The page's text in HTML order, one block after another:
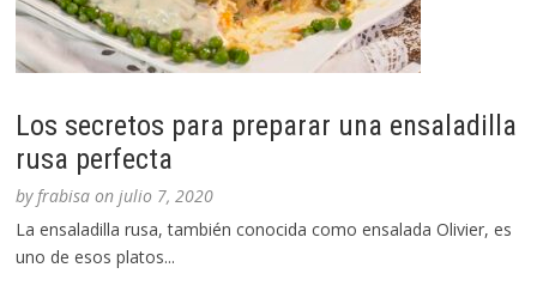
Los secretos para preparar una ensaladilla
rusa perfecta
byfrabisa onjulio 7, 2020
La ensaladilla rusa, también conocida como ensalada Olivier, es
uno de esos platos...